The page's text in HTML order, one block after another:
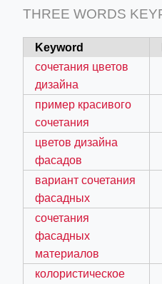
crew-neck-navy-blue/
THREE WORDS
Keyword
сочетания цветов
дизайна
пример красивого
сочетания
цветов дизайна
фасадов
вариант сочетания
фасадных
сочетания
фасадных
материалов
колористическое